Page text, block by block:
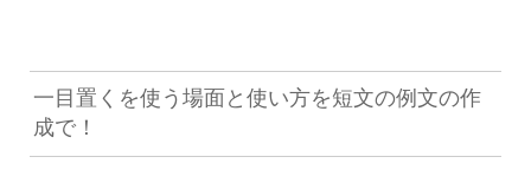
一目置くを使う場面と使い方を短文の例文の作
成で！